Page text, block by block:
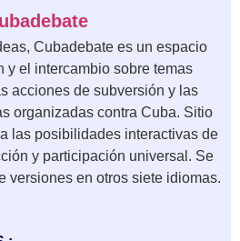
Cubadebate es un espacio
y el intercambio sobre temas
acciones de subversión y las
organizadas contra Cuba. Sitio
las posibilidades interactivas de
y participación universal. Se
versiones en otros siete idiomas.